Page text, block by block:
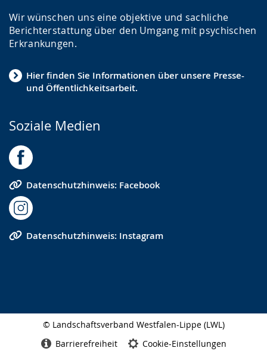
Wir wünschen uns eine objektive und sachliche
Berichterstattung über den Umgang mit psychischen
Erkrankungen.
Hier finden Sie Informationen über unsere Presse-
und Öffentlichkeitsarbeit.
Soziale Medien
Datenschutzhinweis: Facebook
Datenschutzhinweis: Instagram
© Landschaftsverband Westfalen-Lippe (LWL)
Barrierefreiheit Cookie-Einstellungen